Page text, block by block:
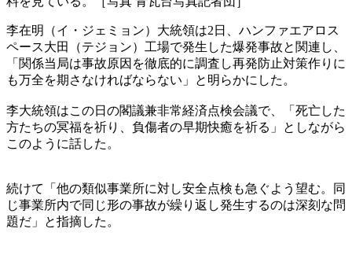
李在明（イ・ジェミョン）大統領は2日、ハンファエアロス
ペース大田（テジョン）工場で発生した爆発事故と関連し、
「関係当局は事故原因を徹底的に調査し再発防止対策作りに
も万全を期さなければならない」と明らかにした。
李大統領はこの日の閣議兼非常経済点検会議で、「死亡した
方たちの冥福を祈り、負傷者の早期快癒を祈る」としながら
このように話した。
続けて「他の類似事業所に対し安全点検も急ぐよう望む。同
じ事業所内で同じ形の事故が繰り返し発生するのは深刻な問
題だ」と指摘した。